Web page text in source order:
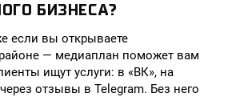
БИЗНЕСА?
если вы открываете
— медиаплан поможет вам
ищут услуги: в «ВК», на
отзывы в Telegram. Без него